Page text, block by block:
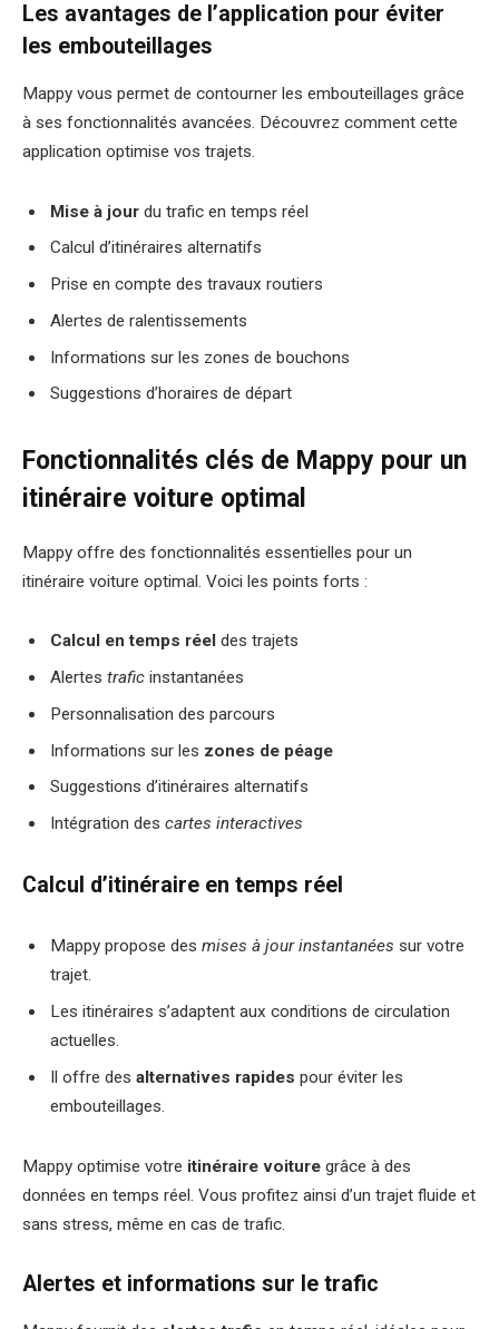
Les avantages de l’application pour éviter
les embouteillages
Mappy vous permet de contourner les embouteillages grâce
à ses fonctionnalités avancées. Découvrez comment cette
application optimise vos trajets.
Mise à jour du trafic en temps réel
Calcul d’itinéraires alternatifs
Prise en compte des travaux routiers
Alertes de ralentissements
Informations sur les zones de bouchons
Suggestions d’horaires de départ
Fonctionnalités clés de Mappy pour un
itinéraire voiture optimal
Mappy offre des fonctionnalités essentielles pour un
itinéraire voiture optimal. Voici les points forts :
Calcul en temps réel des trajets
Alertes trafic instantanées
Personnalisation des parcours
Informations sur les zones de péage
Suggestions d’itinéraires alternatifs
Intégration des cartes interactives
Calcul d’itinéraire en temps réel
Mappy propose des mises à jour instantanées sur votre
trajet.
Les itinéraires s’adaptent aux conditions de circulation
actuelles.
Il offre des alternatives rapides pour éviter les
embouteillages.
Mappy optimise votre itinéraire voiture grâce à des
données en temps réel. Vous profitez ainsi d’un trajet fluide et
sans stress, même en cas de trafic.
Alertes et informations sur le trafic